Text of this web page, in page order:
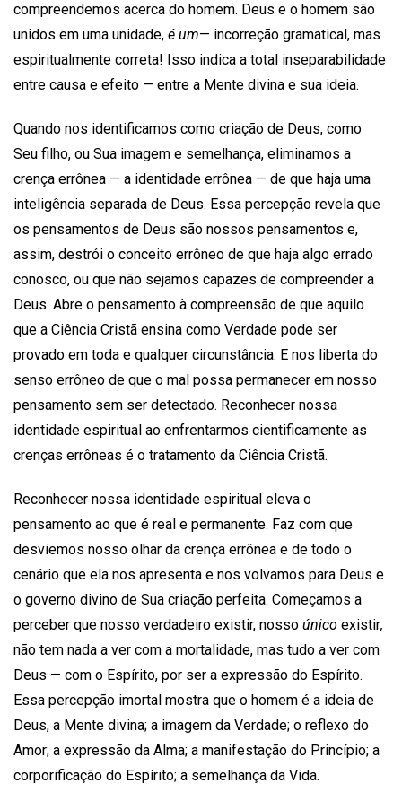
compreendemos acerca do homem. Deus e o homem são
unidos em uma unidade, é um— incorreção gramatical, mas
espiritualmente correta! Isso indica a total inseparabilidade
entre causa e efeito — entre a Mente divina e sua ideia.
Quando nos identificamos como criação de Deus, como
Seu filho, ou Sua imagem e semelhança, eliminamos a
crença errônea — a identidade errônea — de que haja uma
inteligência separada de Deus. Essa percepção revela que
os pensamentos de Deus são nossos pensamentos e,
assim, destrói o conceito errôneo de que haja algo errado
conosco, ou que não sejamos capazes de compreender a
Deus. Abre o pensamento à compreensão de que aquilo
que a Ciência Cristã ensina como Verdade pode ser
provado em toda e qualquer circunstância. E nos liberta do
senso errôneo de que o mal possa permanecer em nosso
pensamento sem ser detectado. Reconhecer nossa
identidade espiritual ao enfrentarmos cientificamente as
crenças errôneas é o tratamento da Ciência Cristã.
Reconhecer nossa identidade espiritual eleva o
pensamento ao que é real e permanente. Faz com que
desviemos nosso olhar da crença errônea e de todo o
cenário que ela nos apresenta e nos volvamos para Deus e
o governo divino de Sua criação perfeita. Começamos a
perceber que nosso verdadeiro existir, nosso único existir,
não tem nada a ver com a mortalidade, mas tudo a ver com
Deus — com o Espírito, por ser a expressão do Espírito.
Essa percepção imortal mostra que o homem é a ideia de
Deus, a Mente divina; a imagem da Verdade; o reflexo do
Amor; a expressão da Alma; a manifestação do Princípio; a
corporificação do Espírito; a semelhança da Vida.